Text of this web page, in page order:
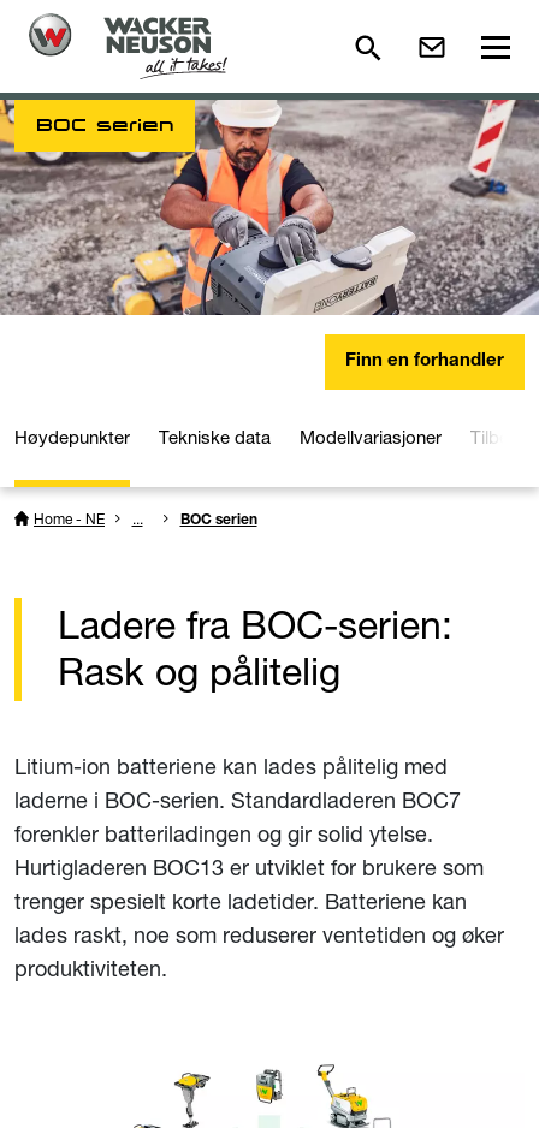
BOC serien
Finn en forhandler
Høydepunkter Tekniske data Modellvariasjoner Tilbehør
Home - NE ... BOC serien
Ladere fra BOC-serien:
Rask og pålitelig
Litium-ion batteriene kan lades pålitelig med
laderne i BOC-serien. Standardladeren BOC7
forenkler batteriladingen og gir solid ytelse.
Hurtigladeren BOC13 er utviklet for brukere som
trenger spesielt korte ladetider. Batteriene kan
lades raskt, noe som reduserer ventetiden og øker
produktiviteten.